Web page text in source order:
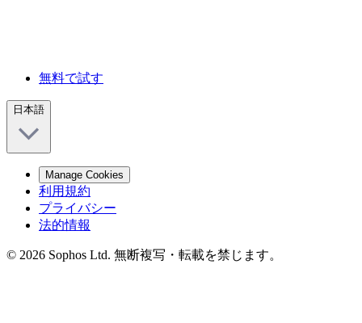
無料で試す
日本語
Manage Cookies
利用規約
プライバシー
法的情報
© 2026 Sophos Ltd. 無断複写・転載を禁じます。